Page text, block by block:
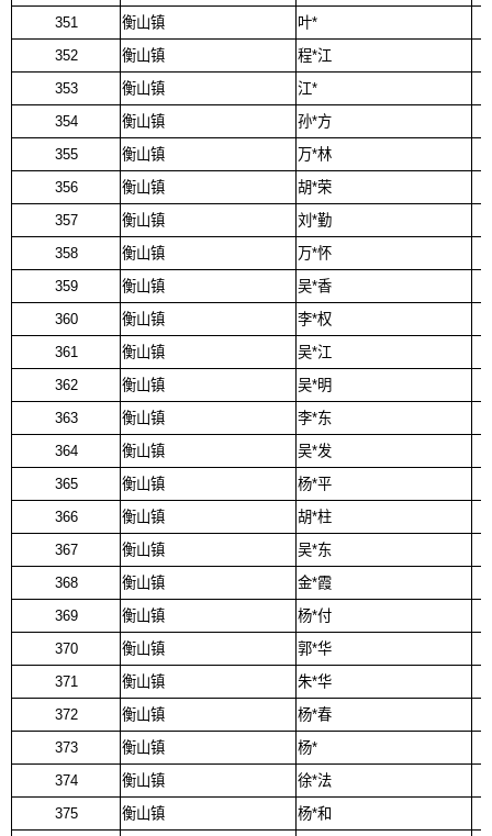
351
衡山镇
叶*
352
衡山镇
程*江
353
衡山镇
江*
354
衡山镇
孙*方
355
衡山镇
万*林
356
衡山镇
胡*荣
357
衡山镇
刘*勤
358
衡山镇
万*怀
359
衡山镇
吴*香
360
衡山镇
李*权
361
衡山镇
吴*江
362
衡山镇
吴*明
363
衡山镇
李*东
364
衡山镇
吴*发
365
衡山镇
杨*平
366
衡山镇
胡*柱
367
衡山镇
吴*东
368
衡山镇
金*霞
369
衡山镇
杨*付
370
衡山镇
郭*华
371
衡山镇
朱*华
372
衡山镇
杨*春
373
衡山镇
杨*
374
衡山镇
徐*法
375
衡山镇
杨*和